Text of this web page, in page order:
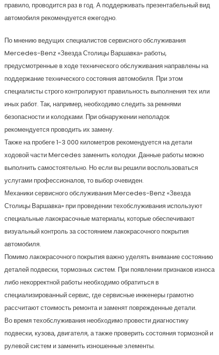
правило, проводится раз в год. А поддерживать презентабельный вид
автомобиля рекомендуется ежегодно.
По мнению ведущих специалистов сервисного обслуживания
Mercedes-Benz «Звезда Столицы Варшавка» работы,
предусмотренные в ходе технического обслуживания направлены на
поддержание технического состояния автомобиля. При этом
специалисты строго контролируют правильность выполнения тех или
иных работ. Так, например, необходимо следить за ремнями
безопасности и колодками. При обнаружении неполадок
рекомендуется проводить их замену.
Также на пробеге 1-3 000 километров рекомендуется на детали
ходовой части Mercedes заменить колодки. Данные работы можно
выполнить самостоятельно. Но если вы решили воспользоваться
услугами профессионалов, то выбор очевиден.
Механики сервисного обслуживания Mercedes-Benz «Звезда
Столицы Варшавка» при проведении техобслуживания используют
специальные лакокрасочные материалы, которые обеспечивают
визуальный контроль за состоянием лакокрасочного покрытия
автомобиля.
Помимо лакокрасочного покрытия важно уделять внимание состоянию
деталей подвески, тормозных систем. При появлении признаков износа
либо некорректной работы необходимо обратиться в
специализированный сервис, где сервисные инженеры грамотно
рассчитают стоимость ремонта и заменят поврежденные детали.
Во время техобслуживания необходимо провести диагностику
подвески, кузова, двигателя, а также проверить состояния тормозной и
рулевой систем и заменить изношенные элементы.